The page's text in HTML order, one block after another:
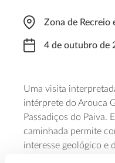
Zona de Recreio
4 de outubro de
Uma visita
intérprete do Arouca
Passadiços do Paiva.
caminhada permite
interesse geológico e